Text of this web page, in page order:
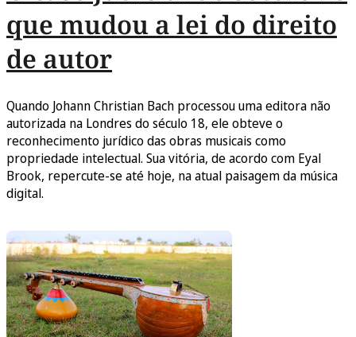
que mudou a lei do direito
de autor
Quando Johann Christian Bach processou uma editora não
autorizada na Londres do século 18, ele obteve o
reconhecimento jurídico das obras musicais como
propriedade intelectual. Sua vitória, de acordo com Eyal
Brook, repercute-se até hoje, na atual paisagem da música
digital.